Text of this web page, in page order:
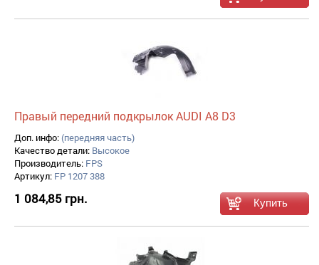
Правый передний подкрылок AUDI A8 D3
Доп. инфо: (передняя часть)
Качество детали: Высокое
Производитель: FPS
Артикул: FP 1207 388
1 084,85 грн.